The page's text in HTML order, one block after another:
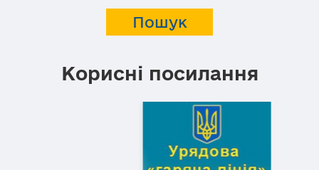
Корисні посилання